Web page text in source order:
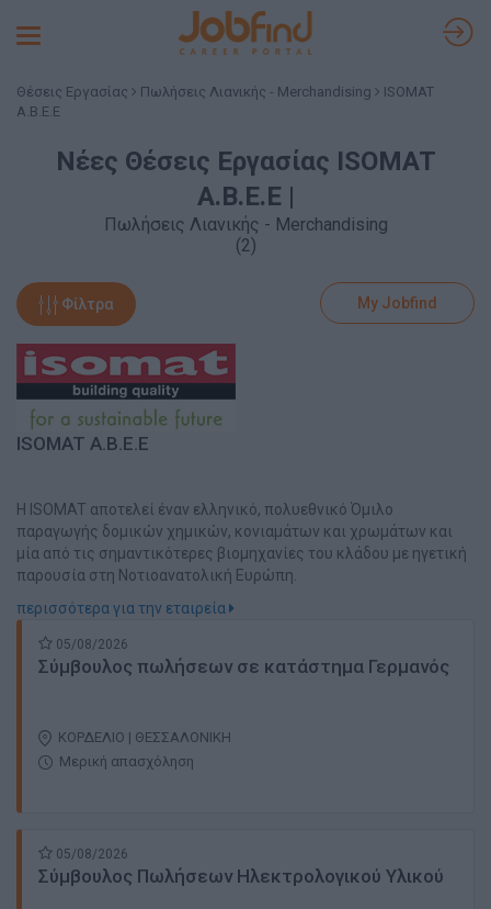
Toggle
Θέσεις Εργασίας Πωλήσεις Λιανικής - Merchandising
ISOMAT
Α.Β.Ε.Ε
Νέες Θέσεις Εργασίας ISOMAT
Α.Β.Ε.Ε |
Πωλήσεις Λιανικής - Merchandising
(2)
Φίλτρα My Jobfind
ISOMAT Α.Β.Ε.Ε
Η ISOMAT αποτελεί έναν ελληνικό, πολυεθνικό Όμιλο
παραγωγής δομικών χημικών, κονιαμάτων και χρωμάτων και
μία από τις σημαντικότερες βιομηχανίες του κλάδου με ηγετική
παρουσία στη Νοτιοανατολική Ευρώπη.
περισσότερα για την εταιρεία
05/08/2026
Σύμβουλος πωλήσεων σε κατάστημα Γερμανός
ΚΟΡΔΕΛΙΟ | ΘΕΣΣΑΛΟΝΙΚΗ
Μερική απασχόληση
05/08/2026
Σύμβουλος Πωλήσεων Ηλεκτρολογικού Υλικού